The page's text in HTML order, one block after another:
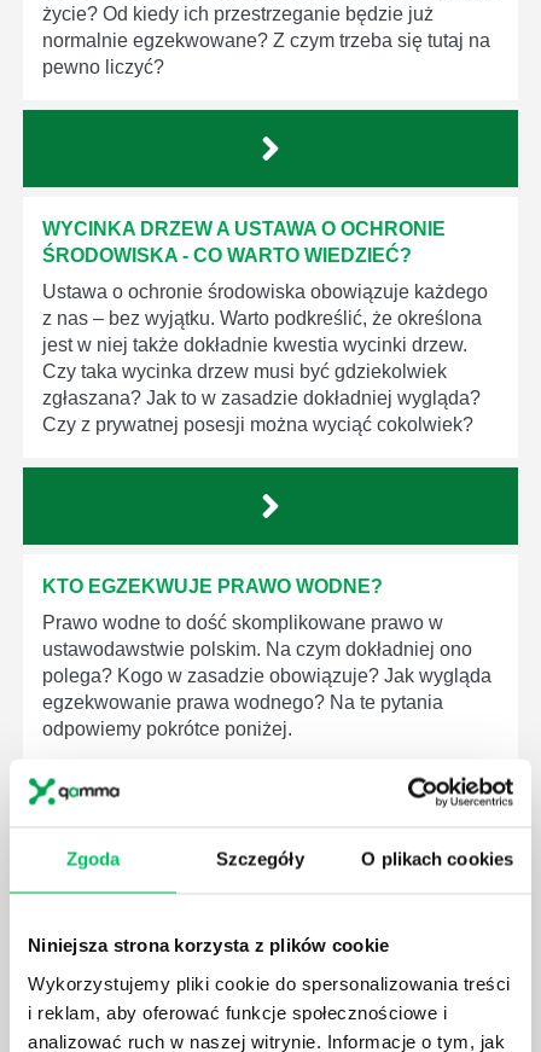
Zgoda Szczegóły O plikach cookies
Niniejsza strona korzysta z plików cookie
Wykorzystujemy pliki cookie do spersonalizowania treści
i reklam, aby oferować funkcje społecznościowe i
analizować ruch w naszej witrynie. Informacje o tym, jak
życie? Od kiedy ich przestrzeganie będzie już
normalnie egzekwowane? Z czym trzeba się tutaj na
pewno liczyć?
WYCINKA DRZEW A USTAWA O OCHRONIE
ŚRODOWISKA - CO WARTO WIEDZIEĆ?
Ustawa o ochronie środowiska obowiązuje każdego
z nas – bez wyjątku. Warto podkreślić, że określona
jest w niej także dokładnie kwestia wycinki drzew.
Czy taka wycinka drzew musi być gdziekolwiek
zgłaszana? Jak to w zasadzie dokładniej wygląda?
Czy z prywatnej posesji można wyciąć cokolwiek?
KTO EGZEKWUJE PRAWO WODNE?
Prawo wodne to dość skomplikowane prawo w
ustawodawstwie polskim. Na czym dokładniej ono
polega? Kogo w zasadzie obowiązuje? Jak wygląda
egzekwowanie prawa wodnego? Na te pytania
odpowiemy pokrótce poniżej.
GDZIE MOŻEMY ZAPOZNAĆ SIĘ Z
MEDYCZNYCH?
W związku z ogromnym rozwojem dzisiejszego
społeczeństwa wprowadzane jest coraz więcej reguł,
które mają za zadanie poprawić poszczególne